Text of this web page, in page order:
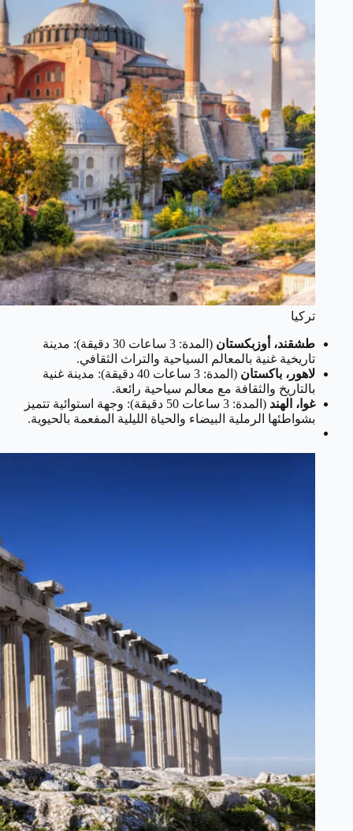
تركيا
طشقند، أوزبكستان
(المدة: 3 ساعات 30 دقيقة): مدينة
تاريخية غنية بالمعالم السياحية والتراث الثقافي.
لاهور، باكستان
(المدة: 3 ساعات 40 دقيقة): مدينة غنية
بالتاريخ والثقافة مع معالم سياحية رائعة.
غوا، الهند
(المدة: 3 ساعات 50 دقيقة): وجهة استوائية تتميز
بشواطئها الرملية البيضاء والحياة الليلية المفعمة بالحيوية.